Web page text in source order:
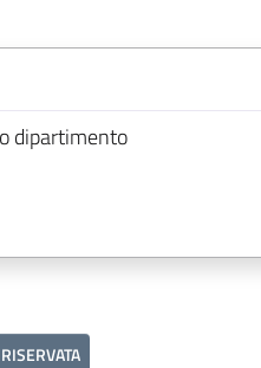
dipartimento